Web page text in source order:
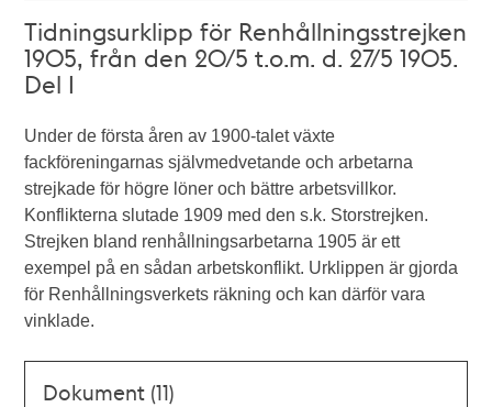
Tidningsurklipp för Renhållningsstrejken
1905, från den 20/5 t.o.m. d. 27/5 1905.
Del I
Under de första åren av 1900-talet växte
fackföreningarnas självmedvetande och arbetarna
strejkade för högre löner och bättre arbetsvillkor.
Konflikterna slutade 1909 med den s.k. Storstrejken.
Strejken bland renhållningsarbetarna 1905 är ett
exempel på en sådan arbetskonflikt. Urklippen är gjorda
för Renhållningsverkets räkning och kan därför vara
vinklade.
Dokument (11)